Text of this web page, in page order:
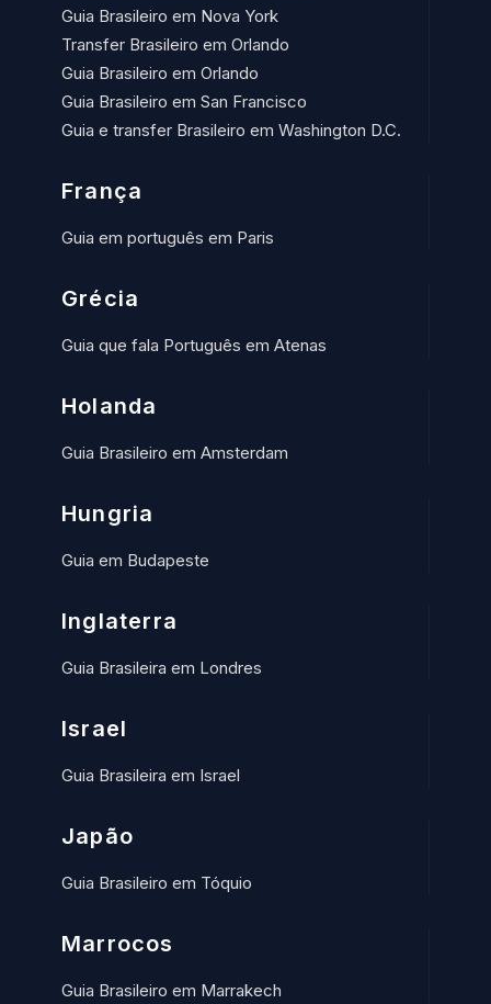
Guia Brasileiro em Nova York
Transfer Brasileiro em Orlando
Guia Brasileiro em Orlando
Guia Brasileiro em San Francisco
Guia e transfer Brasileiro em Washington D.C.
França
Guia em português em Paris
Grécia
Guia que fala Português em Atenas
Holanda
Guia Brasileiro em Amsterdam
Hungria
Guia em Budapeste
Inglaterra
Guia Brasileira em Londres
Israel
Guia Brasileira em Israel
Japão
Guia Brasileiro em Tóquio
Marrocos
Guia Brasileiro em Marrakech